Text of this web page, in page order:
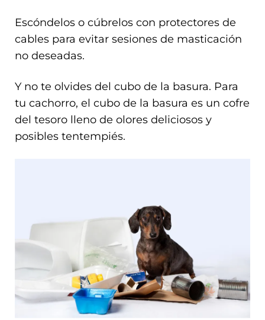
Escóndelos o cúbrelos con protectores de
cables para evitar sesiones de masticación
no deseadas.
Y no te olvides del cubo de la basura. Para
tu cachorro, el cubo de la basura es un cofre
del tesoro lleno de olores deliciosos y
posibles tentempiés.